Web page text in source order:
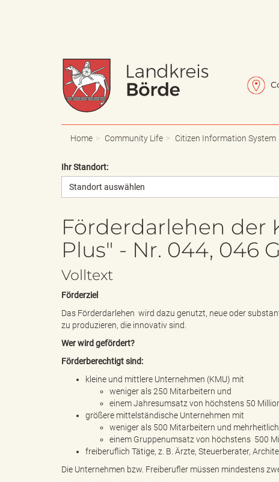
a
p
p
n
d
e
e
i
n
Home Community Life Citizen Information System
Ihr Standort:
Standort auswählen
Förderdarlehen
Plus" - Nr. 044, 046
Volltext
Förderziel
Das Förderdarlehen wird dazu genutzt, neue oder
zu produzieren, die innovativ sind.
Wer wird gefördert?
Förderberechtigt sind:
kleine und mittlere Unternehmen (KMU) mit
weniger als 250 Mitarbeitern und
einem Jahresumsatz von höchstens 50
größere mittelständische Unternehmen mit
weniger als 500 Mitarbeitern und
einem Gruppenumsatz von höchstens 500
freiberuflich Tätige, z. B. Ärzte, Steuerberater,
Die Unternehmen bzw. Freiberufler müssen mindestens